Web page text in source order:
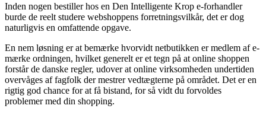
Inden nogen bestiller hos en Den Intelligente Krop e-forhandler
burde de reelt studere webshoppens forretningsvilkår, det er dog
naturligvis en omfattende opgave.
En nem løsning er at bemærke hvorvidt netbutikken er medlem af e-
mærke ordningen, hvilket generelt er et tegn på at online shoppen
forstår de danske regler, udover at online virksomheden undertiden
overvåges af fagfolk der mestrer vedtægterne på området. Det er en
rigtig god chance for at få bistand, for så vidt du forvoldes
problemer med din shopping.